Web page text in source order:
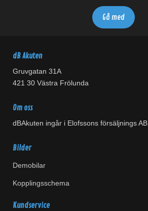
dB Akuten
Gruvgatan 31A
421 30 Västra Frölunda
Om oss
dBAkuten ingår i Elofssons försäljnings AB
Bilder
Demobilar
Kopplingsschema
Kundservice